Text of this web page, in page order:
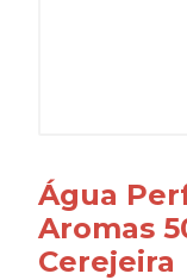
Água
Aromas
Cerejeira